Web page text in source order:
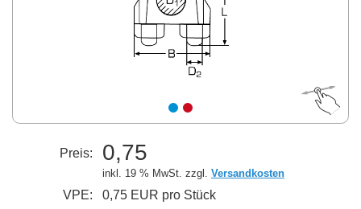
Preis: 0,75
inkl. 19 % MwSt. zzgl. Versandkosten
VPE:
0,75 EUR pro Stück